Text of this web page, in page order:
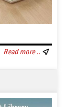
Read more ..